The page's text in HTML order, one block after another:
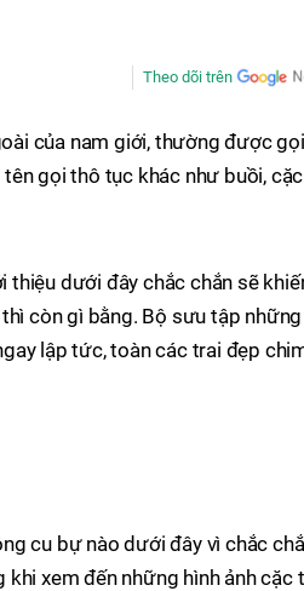
Theo dõi trên
của nam giới, thường được gọi
gọi thô tục khác như buồi,
thiệu dưới đây chắc chắn sẽ
còn gì bằng. Bộ sưu tập những
lập tức, toàn các trai đẹp
cu bự nào dưới đây vì chắc
xem đến những hình ảnh cặc